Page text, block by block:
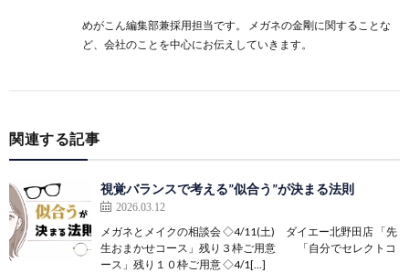
めがこん編集部兼採用担当です。 メガネの金剛に関することな
ど、会社のことを中心にお伝えしていきます。
関連する記事
視覚バランスで考える”似合う”が決まる法則
2026.03.12
メガネとメイクの相談会 ◇4/11(土) ダイエー北野田店 「先
生おまかせコース」残り３枠ご用意 「自分でセレクトコ
ース」残り１０枠ご用意 ◇4/1[…]